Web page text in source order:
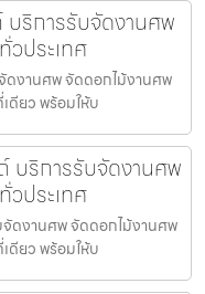
ริการรับจัดงานศพ
วประเทศ
ดงานศพ จัดดอกไม้งานศพ
ดียว พร้อมให้บ
บริการรับจัดงานศพ
วประเทศ
จัดงานศพ จัดดอกไม้งานศพ
ดียว พร้อมให้บ